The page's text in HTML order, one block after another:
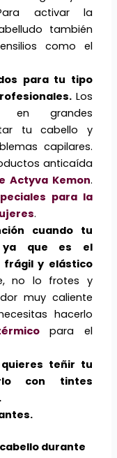
activar la
también
como el
para tu tipo
Los
en grandes
tu cabello y
capilares.
anticaída
Actyva Kemon.
para la
.
cuando tu
ya que es el
frágil y elástico
no lo frotes y
muy caliente
hacerlo
para el
teñir tu
con tintes
durante